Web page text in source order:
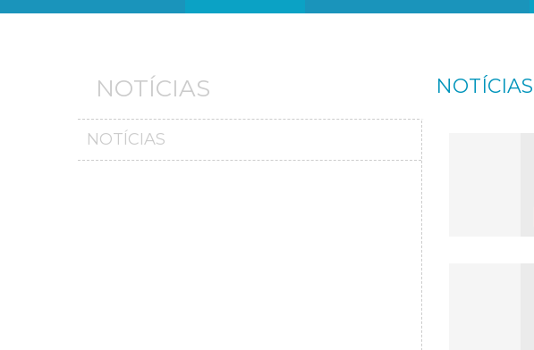
NOTÍCIAS
NOTÍCIAS
NOTÍCIAS